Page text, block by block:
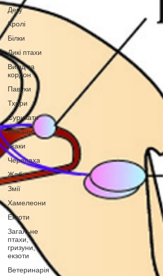
Дегу
Кролі
Білки
Дикі птахи
Виїзд за
кордон
Павуки
Тхори
Сурикати
Кажани
Їжаки
Черепаха
Жаби
Змії
Хамелеони
Екзоти
Загальне
птахи,
гризуни,
екзоти
Ветеринарія